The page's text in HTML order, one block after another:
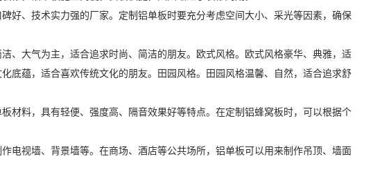
好、技术实力强的厂家。定制铝单板时要充分考虑空间大小、采光等因素，确保
、大气为主，适合追求时尚、简洁的朋友。欧式风格。欧式风格豪华、典雅，适
底蕴，适合喜欢传统文化的朋友。田园风格。田园风格温馨、自然，适合追求舒
材料，具有轻便、强度高、隔音效果好等特点。在定制铝蜂窝板时，可以根据个
电视墙、背景墙等。在商场、酒店等公共场所，铝单板可以用来制作吊顶、墙面